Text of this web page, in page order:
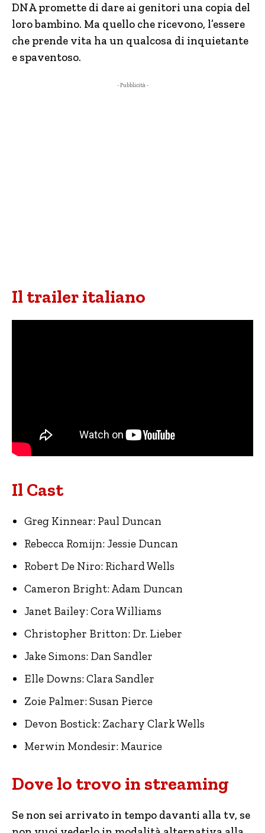
DNA promette di dare ai genitori una copia del
loro bambino. Ma quello che ricevono, l’essere
che prende vita ha un qualcosa di inquietante
e spaventoso.
- Pubblicità -
Il trailer italiano
Il Cast
Greg Kinnear: Paul Duncan
Rebecca Romijn: Jessie Duncan
Robert De Niro: Richard Wells
Cameron Bright: Adam Duncan
Janet Bailey: Cora Williams
Christopher Britton: Dr. Lieber
Jake Simons: Dan Sandler
Elle Downs: Clara Sandler
Zoie Palmer: Susan Pierce
Devon Bostick: Zachary Clark Wells
Merwin Mondesir: Maurice
Dove lo trovo in streaming
Se non sei arrivato in tempo davanti alla tv, se